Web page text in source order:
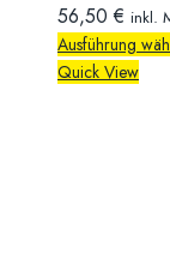
56,50€ inkl.
Ausführung
Quick View